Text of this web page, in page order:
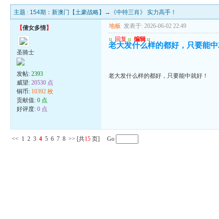
主题 : 154期：新澳门【土豪战略】→《中特三肖》 实力高手！
【倩女多情】
圣骑士
发帖:2393
威望:20530 点
铜币: 10392 枚
贡献值:0 点
好评度:0 点
地板 发表于: 2026-06-02 22:49
u 回复 u 编辑 u
老大发什么样的都好，只要能中
老大发什么样的都好，只要能中就好！
<< 1 2 3 4 5 6 7 8 >> [共15 页] Go